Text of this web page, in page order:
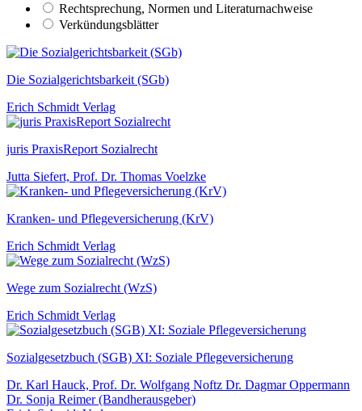
Rechtsprechung, Normen und Literaturnachweise
Verkündungsblätter
Die Sozialgerichtsbarkeit (SGb)
Erich Schmidt Verlag
juris PraxisReport Sozialrecht
Jutta Siefert, Prof. Dr. Thomas Voelzke
Kranken- und Pflegeversicherung (KrV)
Erich Schmidt Verlag
Wege zum Sozialrecht (WzS)
Erich Schmidt Verlag
Sozialgesetzbuch (SGB) XI: Soziale Pflegeversicherung
Dr. Karl Hauck, Prof. Dr. Wolfgang Noftz Dr. Dagmar Oppermann
Dr. Sonja Reimer (Bandherausgeber)